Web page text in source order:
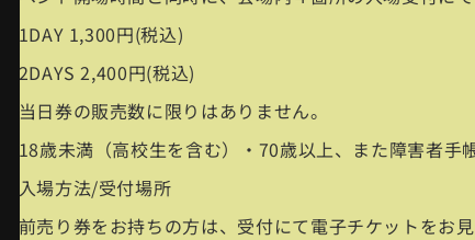
・1DAY 1,300円(税込)
・2DAYS 2,400円(税込)
※当日券の販売数に限りはありません。
※18歳未満（高校生を含む）・70歳以上、また障害者手
■入場方法/受付場所
・前売り券をお持ちの方は、受付にて電子チケットをお